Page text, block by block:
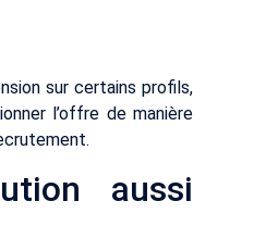
sur certains profils,
l’offre de manière
aussi